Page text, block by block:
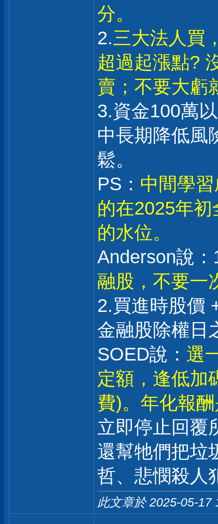
分。
2.三大法人買
超過起漲點?
賣；不要大虧
3.資金100萬
中長期降低風
鬆。
PS： 中間學
的在2025年
的水位。
Anderson說：
融股，不要一
2.買進時股價
金融股除權日
SOED說： 選
定額，逢低加
費)。年化報
立即停止回覆
還幫牠們把垃
哲、悲憫殺人
此文章於 2025-05-17